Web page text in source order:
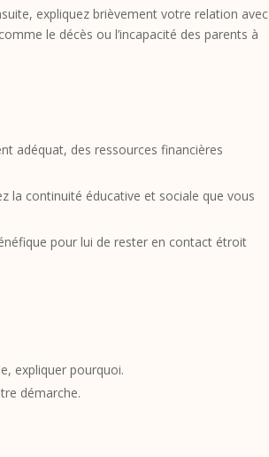
expliquez brièvement votre relation avec
le décès ou l’incapacité des parents à
adéquat, des ressources financières
la continuité éducative et sociale que vous
pour lui de rester en contact étroit
expliquer pourquoi.
démarche.